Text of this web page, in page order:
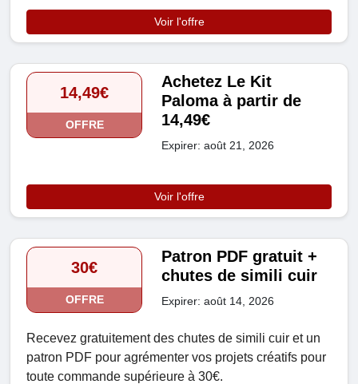
Voir l'offre
14,49€
OFFRE
Achetez Le Kit
Paloma à partir de
14,49€
Expirer: août 21, 2026
Voir l'offre
30€
OFFRE
Patron PDF gratuit +
chutes de simili cuir
Expirer: août 14, 2026
Recevez gratuitement des chutes de simili cuir et un
patron PDF pour agrémenter vos projets créatifs pour
toute commande supérieure à 30€.